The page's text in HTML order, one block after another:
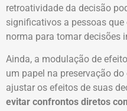
retroatividade da decisão
significativos a pessoas
norma para tomar decisões
Ainda, a modulação de
um papel na preservação
ajustar os efeitos de suas
evitar confrontos diretos